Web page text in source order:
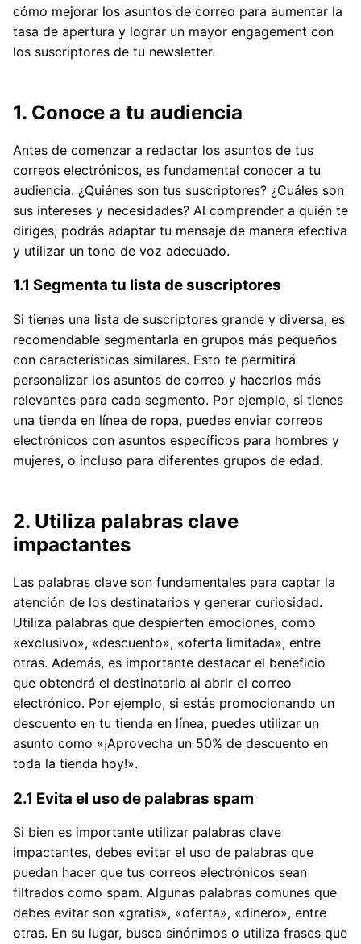
cómo mejorar los asuntos de correo para aumentar la
tasa de apertura y lograr un mayor engagement con
los suscriptores de tu newsletter.
1. Conoce a tu audiencia
Antes de comenzar a redactar los asuntos de tus
correos electrónicos, es fundamental conocer a tu
audiencia. ¿Quiénes son tus suscriptores? ¿Cuáles son
sus intereses y necesidades? Al comprender a quién te
diriges, podrás adaptar tu mensaje de manera efectiva
y utilizar un tono de voz adecuado.
1.1 Segmenta tu lista de suscriptores
Si tienes una lista de suscriptores grande y diversa, es
recomendable segmentarla en grupos más pequeños
con características similares. Esto te permitirá
personalizar los asuntos de correo y hacerlos más
relevantes para cada segmento. Por ejemplo, si tienes
una tienda en línea de ropa, puedes enviar correos
electrónicos con asuntos específicos para hombres y
mujeres, o incluso para diferentes grupos de edad.
2. Utiliza palabras clave
impactantes
Las palabras clave son fundamentales para captar la
atención de los destinatarios y generar curiosidad.
Utiliza palabras que despierten emociones, como
«exclusivo», «descuento», «oferta limitada», entre
otras. Además, es importante destacar el beneficio
que obtendrá el destinatario al abrir el correo
electrónico. Por ejemplo, si estás promocionando un
descuento en tu tienda en línea, puedes utilizar un
asunto como «¡Aprovecha un 50% de descuento en
toda la tienda hoy!».
2.1 Evita el uso de palabras spam
Si bien es importante utilizar palabras clave
impactantes, debes evitar el uso de palabras que
puedan hacer que tus correos electrónicos sean
filtrados como spam. Algunas palabras comunes que
debes evitar son «gratis», «oferta», «dinero», entre
otras. En su lugar, busca sinónimos o utiliza frases que